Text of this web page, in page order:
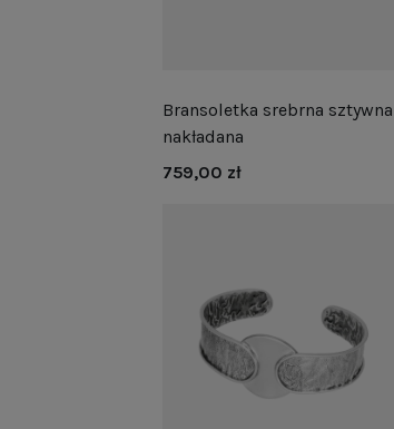
Bransoletka srebrna sztywna
nakładana
759,00 zł